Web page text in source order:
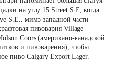
на углу 15 Street S.E, когда
S.E., мимо западной части
пивоварня Village
Coors (американо-канадской
и пивоварения), чтобы
пиво Calgary Export Lager.